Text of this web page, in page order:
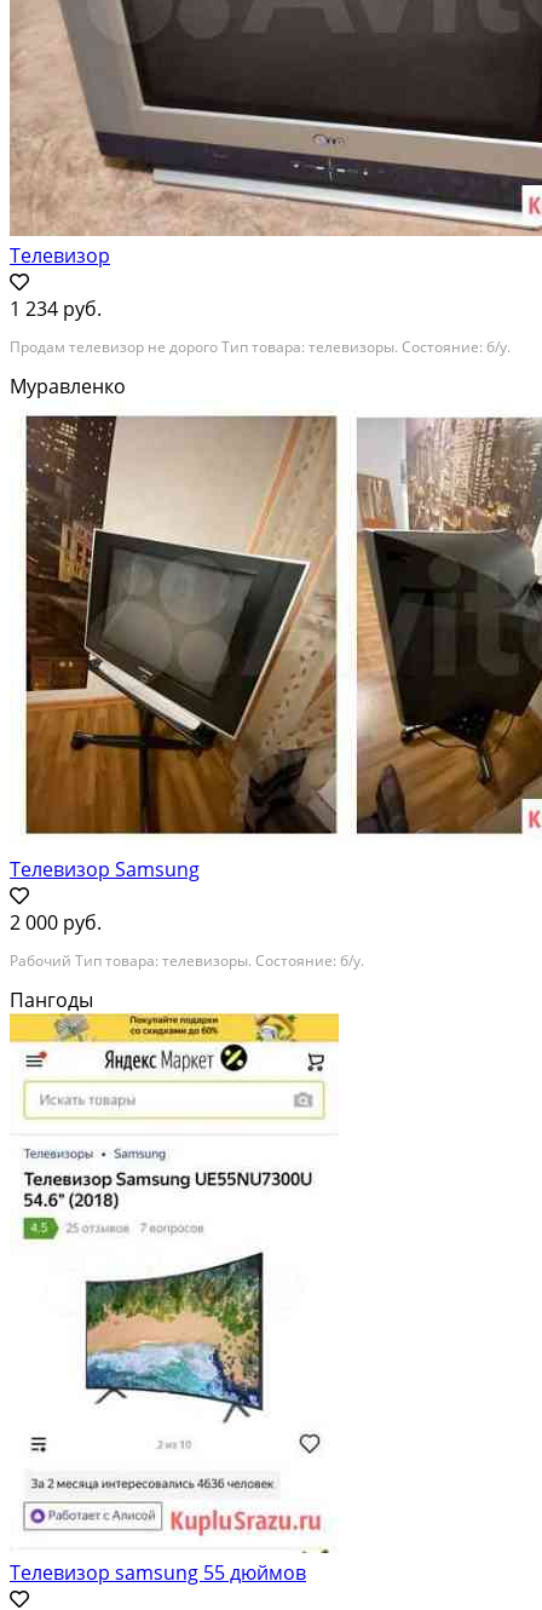
Телевизор
1 234 руб.
Продам телевизор не дорого Тип товара: телевизоры. Состояние: б/у.
Муравленко
Телевизор Samsung
2 000 руб.
Рабочий Тип товара: телевизоры. Состояние: б/у.
Пангоды
Телевизор samsung 55 дюймов